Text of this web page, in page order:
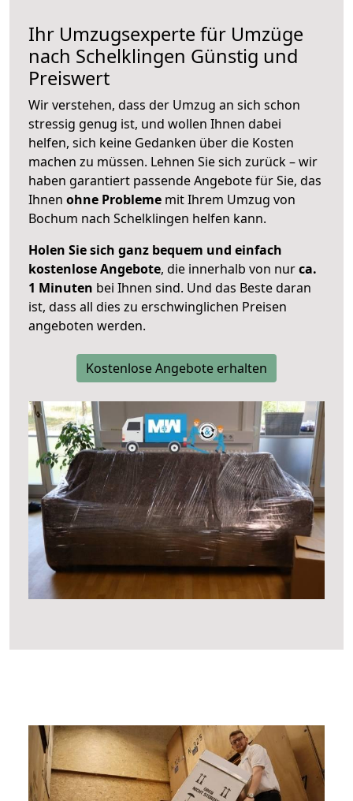
Ihr Umzugsexperte für Umzüge
nach Schelklingen Günstig und
Preiswert
Wir verstehen, dass der Umzug an sich schon
stressig genug ist, und wollen Ihnen dabei
helfen, sich keine Gedanken über die Kosten
machen zu müssen. Lehnen Sie sich zurück – wir
haben garantiert passende Angebote für Sie, das
Ihnen ohne Probleme mit Ihrem Umzug von
Bochum nach Schelklingen helfen kann.
Holen Sie sich ganz bequem und einfach
kostenlose Angebote, die innerhalb von nurca.
1 Minuten bei Ihnen sind. Und das Beste daran
ist, dass all dies zu erschwinglichen Preisen
angeboten werden.
Kostenlose Angebote erhalten